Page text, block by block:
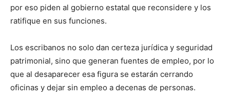
por eso piden al gobierno estatal que reconsidere y los
ratifique en sus funciones.
Los escribanos no solo dan certeza jurídica y seguridad
patrimonial, sino que generan fuentes de empleo, por lo
que al desaparecer esa figura se estarán cerrando
oficinas y dejar sin empleo a decenas de personas.